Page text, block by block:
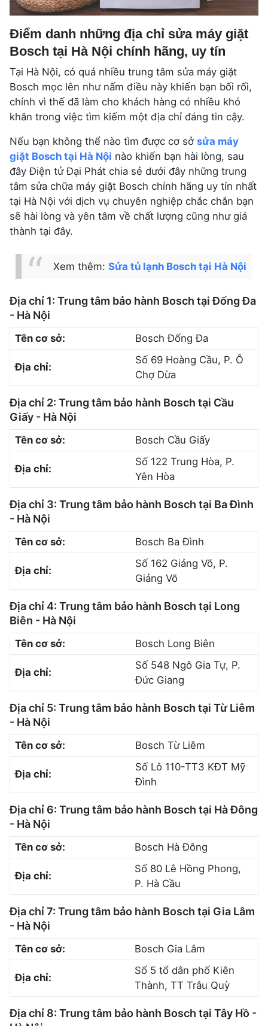
Điểm danh những địa chỉ sửa máy giặt
Bosch tại Hà Nội chính hãng, uy tín
Tại Hà Nội, có quá nhiều trung tâm sửa máy giặt
Bosch mọc lên như nấm điều này khiến bạn bối rối,
chính vì thế đã làm cho khách hàng có nhiều khó
khăn trong việc tìm kiếm một địa chỉ đáng tin cậy.
Nếu bạn không thể nào tìm được cơ sở sửa máy
giặt Bosch tại Hà Nội nào khiến bạn hài lòng, sau
đây Điện tử Đại Phát chia sẻ dưới đây những trung
tâm sửa chữa máy giặt Bosch chính hãng uy tín nhất
tại Hà Nội với dịch vụ chuyên nghiệp chắc chắn bạn
sẽ hài lòng và yên tâm về chất lượng cũng như giá
thành tại đây.
Xem thêm: Sửa tủ lạnh Bosch tại Hà Nội
Địa chỉ 1: Trung tâm bảo hành Bosch tại Đống Đa
- Hà Nội
Tên cơ sở: Bosch Đống Đa
Địa chỉ:
Số 69 Hoàng Cầu, P. Ô
Chợ Dừa
Địa chỉ 2: Trung tâm bảo hành Bosch tại Cầu
Giấy - Hà Nội
Tên cơ sở: Bosch Cầu Giấy
Địa chỉ:
Số 122 Trung Hòa, P.
Yên Hòa
Địa chỉ 3: Trung tâm bảo hành Bosch tại Ba Đình
- Hà Nội
Tên cơ sở: Bosch Ba Đình
Địa chỉ:
Số 162 Giảng Võ, P.
Giảng Võ
Địa chỉ 4: Trung tâm bảo hành Bosch tại Long
Biên - Hà Nội
Tên cơ sở: Bosch Long Biên
Địa chỉ:
Số 548 Ngô Gia Tự, P.
Đức Giang
Địa chỉ 5: Trung tâm bảo hành Bosch tại Từ Liêm
- Hà Nội
Tên cơ sở: Bosch Từ Liêm
Địa chỉ:
Số Lô 110-TT3 KĐT Mỹ
Đình
Địa chỉ 6: Trung tâm bảo hành Bosch tại Hà Đông
- Hà Nội
Tên cơ sở: Bosch Hà Đông
Địa chỉ:
Số 80 Lê Hồng Phong,
P. Hà Cầu
Địa chỉ 7: Trung tâm bảo hành Bosch tại Gia Lâm
- Hà Nội
Tên cơ sở: Bosch Gia Lâm
Địa chỉ:
Số 5 tổ dân phố Kiên
Thành, TT Trâu Quỳ
Địa chỉ 8: Trung tâm bảo hành Bosch tại Tây Hồ -